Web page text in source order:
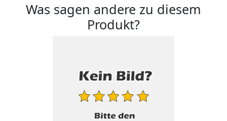
Was sagen andere zu diesem
Produkt?